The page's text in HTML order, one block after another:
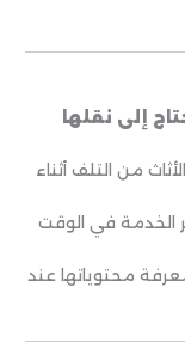
إلى نقلها
من التلف أثناء
الخدمة في الوقت
محتوياتها عند